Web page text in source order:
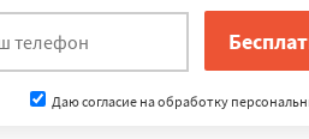
Даю согласие на обработку